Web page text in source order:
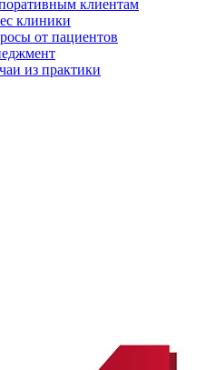
клиентам
клиники
от пациентов
из практики